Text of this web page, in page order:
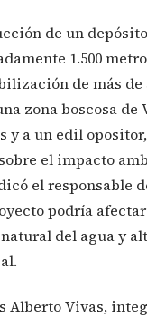
de un
1.500
de más de
zona boscosa de
y a un edil
el impacto
el responsable
podría
del agua y
Alberto Vivas,